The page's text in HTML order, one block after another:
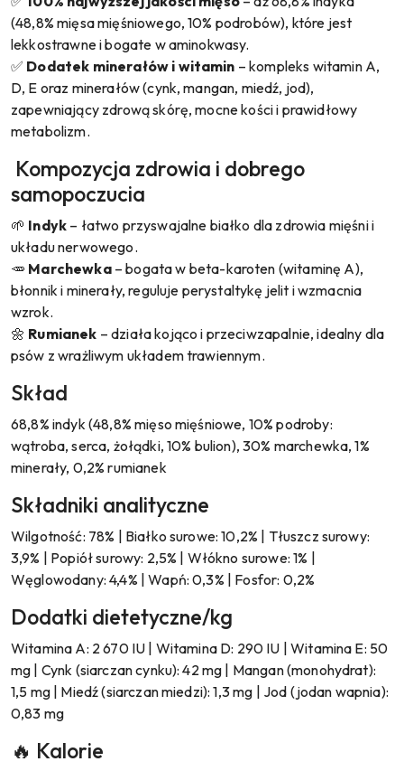
(48,8% mięsa mięśniowego, 10% podrobów), które jest
lekkostrawne i bogate w aminokwasy.
✅ Dodatek minerałów i witamin – kompleks witamin A,
D, E oraz minerałów (cynk, mangan, miedź, jod),
zapewniający zdrową skórę, mocne kości i prawidłowy
metabolizm.
Kompozycja zdrowia i dobrego
samopoczucia
🌱 Indyk – łatwo przyswajalne białko dla zdrowia mięśni i
układu nerwowego.
🥕 Marchewka– bogata w beta-karoten (witaminę A),
błonnik i minerały, reguluje perystaltykę jelit i wzmacnia
wzrok.
🌼 Rumianek – działa kojąco i przeciwzapalnie, idealny dla
psów z wrażliwym układem trawiennym.
Skład
68,8% indyk (48,8% mięso mięśniowe, 10% podroby:
wątroba, serca, żołądki, 10% bulion), 30% marchewka, 1%
minerały, 0,2% rumianek
Składniki analityczne
Wilgotność: 78% | Białko surowe: 10,2% | Tłuszcz surowy:
3,9% | Popiół surowy: 2,5% | Włókno surowe: 1% |
Węglowodany: 4,4% | Wapń: 0,3% | Fosfor: 0,2%
Dodatki dietetyczne/kg
Witamina A: 2 670 IU | Witamina D: 290 IU | Witamina E: 50
mg | Cynk (siarczan cynku): 42 mg | Mangan (monohydrat):
1,5 mg | Miedź (siarczan miedzi): 1,3 mg | Jod (jodan wapnia):
0,83 mg
🔥 Kalorie